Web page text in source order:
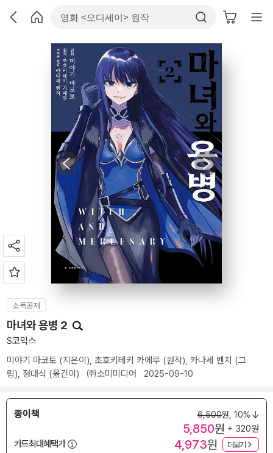
소득공제
마녀와 용병 2
S코믹스
미야기 마코토 (지은이), 초호키테키 카에루 (원작), 카나세 벤치 (그
림), 정대식 (옮긴이) ㈜소미미디어 2025-09-10
종이책 6,500원, 10%
5,850원 + 320원
카드최대혜택가
4,973원 더보기